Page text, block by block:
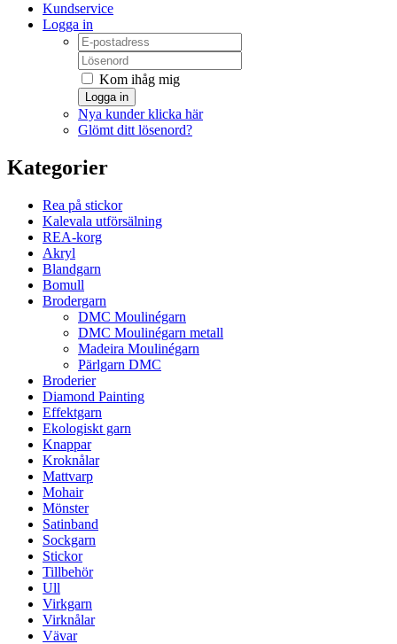
Kundservice
Logga in
Kom ihåg mig
Logga in
Nya kunder klicka här
Glömt ditt lösenord?
Kategorier
Rea på stickor
Kalevala utförsälning
REA-korg
Akryl
Blandgarn
Bomull
Brodergarn
DMC Moulinégarn
DMC Moulinégarn metall
Madeira Moulinégarn
Pärlgarn DMC
Broderier
Diamond Painting
Effektgarn
Ekologiskt garn
Knappar
Kroknålar
Mattvarp
Mohair
Mönster
Satinband
Sockgarn
Stickor
Tillbehör
Ull
Virkgarn
Virknålar
Vävar